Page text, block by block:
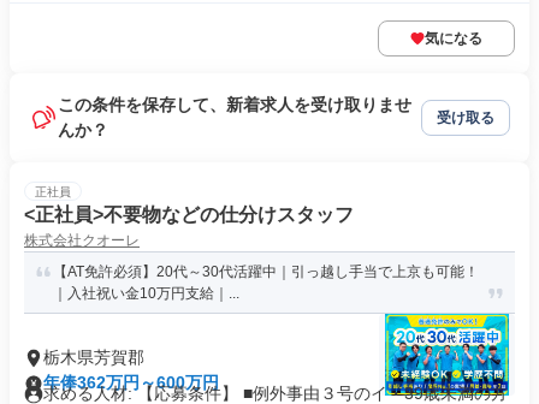
気になる
この条件を保存して、新着求人を受け取りませ
んか？
受け取る
正社員
<正社員>不要物などの仕分けスタッフ
株式会社クオーレ
【AT免許必須】20代～30代活躍中｜引っ越し手当で上京も可能！
｜入社祝い金10万円支給｜...
栃木県芳賀郡
年俸362万円～600万円
求める人材: 【応募条件】 ■例外事由３号のイ・39歳未満の方